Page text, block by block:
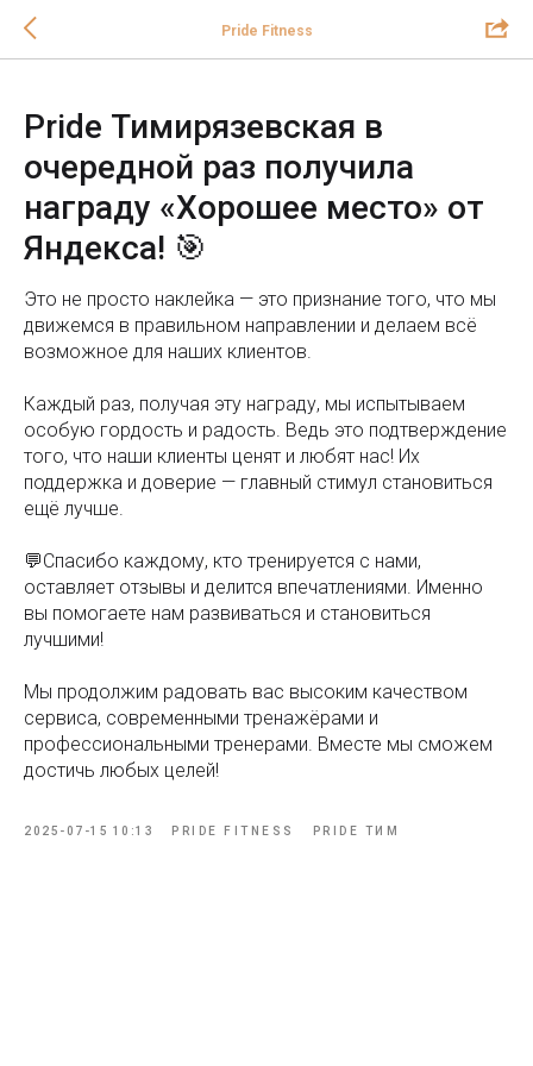
Pride Fitness
Pride Тимирязевская в
очередной раз получила
награду «Хорошее место» от
Яндекса! 🎯
Это не просто наклейка — это признание того, что мы
движемся в правильном направлении и делаем всё
возможное для наших клиентов.
Каждый раз, получая эту награду, мы испытываем
особую гордость и радость. Ведь это подтверждение
того, что наши клиенты ценят и любят нас! Их
поддержка и доверие — главный стимул становиться
ещё лучше.
💬Спасибо каждому, кто тренируется с нами,
оставляет отзывы и делится впечатлениями. Именно
вы помогаете нам развиваться и становиться
лучшими!
Мы продолжим радовать вас высоким качеством
сервиса, современными тренажёрами и
профессиональными тренерами. Вместе мы сможем
достичь любых целей!
2025-07-15 10:13 PRIDE FITNESS PRIDE ТИМ